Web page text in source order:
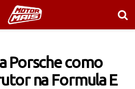
Porsche como
na Formula E